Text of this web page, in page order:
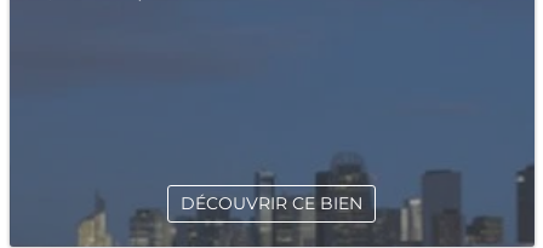
DÉCOUVRIR CE BIEN